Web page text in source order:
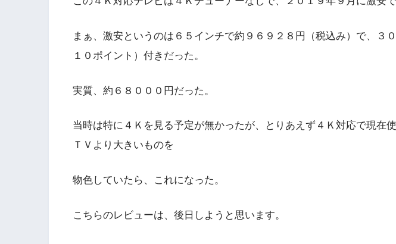
まぁ、激安というのは６５インチで約９６９２８円（税込み）で、３
１０ポイント）付きだった。
実質、約６８０００円だった。
当時は特に４Ｋを見る予定が無かったが、とりあえず４Ｋ対応で現在
ＴＶより大きいものを
物色していたら、これになった。
こちらのレビューは、後日しようと思います。